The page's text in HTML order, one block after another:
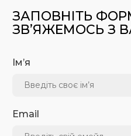
ЗАПОВНІТЬ
ЗВ’ЯЖЕМОСЬ З
Ім’я
Email